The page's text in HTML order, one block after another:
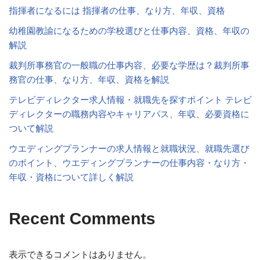
指揮者になるには 指揮者の仕事、なり方、年収、資格
幼稚園教諭になるための学校選びと仕事内容、資格、年収の
解説
裁判所事務官の一般職の仕事内容、必要な学歴は？裁判所事
務官の仕事、なり方、年収、資格を解説
テレビディレクター求人情報・就職先を探すポイント テレビ
ディレクターの職務内容やキャリアパス、年収、必要資格に
ついて解説
ウエディングプランナーの求人情報と就職状況、就職先選び
のポイント、ウエディングプランナーの仕事内容・なり方・
年収・資格について詳しく解説
Recent Comments
表示できるコメントはありません。